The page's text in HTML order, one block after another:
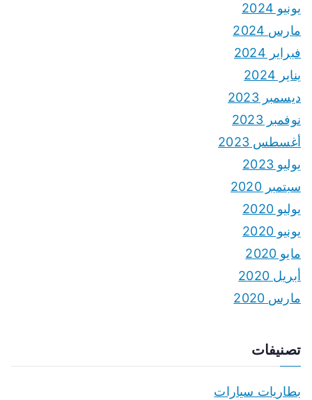
يونيو 2024
مارس 2024
فبراير 2024
يناير 2024
ديسمبر 2023
نوفمبر 2023
أغسطس 2023
يوليو 2023
سبتمبر 2020
يوليو 2020
يونيو 2020
مايو 2020
أبريل 2020
مارس 2020
تصنيفات
بطاريات سيارات